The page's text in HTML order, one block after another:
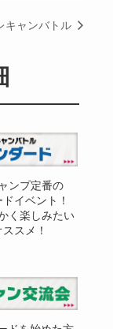
キャンバトル
ンプ定番の
イベント！
く楽しみたい
スメ！